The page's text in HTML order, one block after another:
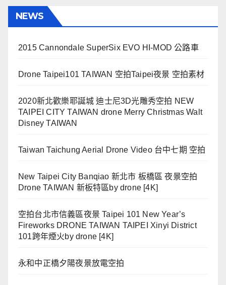
NEWS
2015 Cannondale SuperSix EVO HI-MOD 公路車
Drone Taipei101 TAIWAN 空拍Taipei夜景 空拍素材
2020新北歡樂耶誕城 迪士尼3D光雕秀空拍 NEW
TAIPEI CITY TAIWAN drone Merry Christmas Walt
Disney TAIWAN
Taiwan Taichung Aerial Drone Video 台中七期 空拍
New Taipei City Banqiao 新北市 板橋區 夜景空拍
Drone TAIWAN 新板特區by drone [4K]
空拍台北市信義區夜景 Taipei 101 New Year’s
Fireworks DRONE TAIWAN TAIPEI Xinyi District
101跨年煙火by drone [4K]
永和中正橋夕陽夜景放電空拍